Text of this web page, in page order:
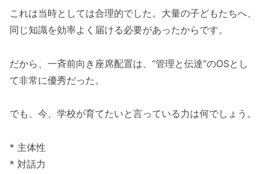
これは当時としては合理的でした。大量の子どもたちへ、
同じ知識を効率よく届ける必要があったからです。
だから、一斉前向き座席配置は、“管理と伝達”のOSとし
て非常に優秀だった。
でも、今、学校が育てたいと言っている力は何でしょう。
* 主体性
* 対話力